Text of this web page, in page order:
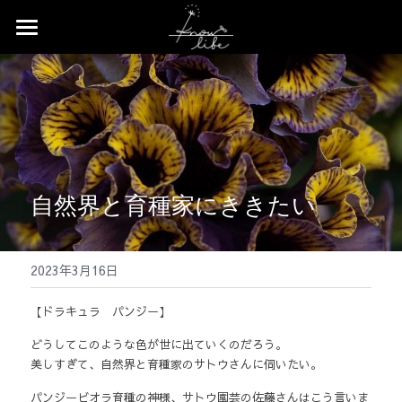
Home
News
Profile
Works
Event
Contact
Shop
自然界と育種家にききたい
2023年3月16日
【ドラキュラ　パンジー】
どうしてこのような色が世に出ていくのだろう。
美しすぎて、自然界と育種家のサトウさんに伺いたい。
パンジービオラ育種の神様、サトウ園芸の佐藤さんはこう言いま
ストアカテゴリー
すべてのカテゴリー